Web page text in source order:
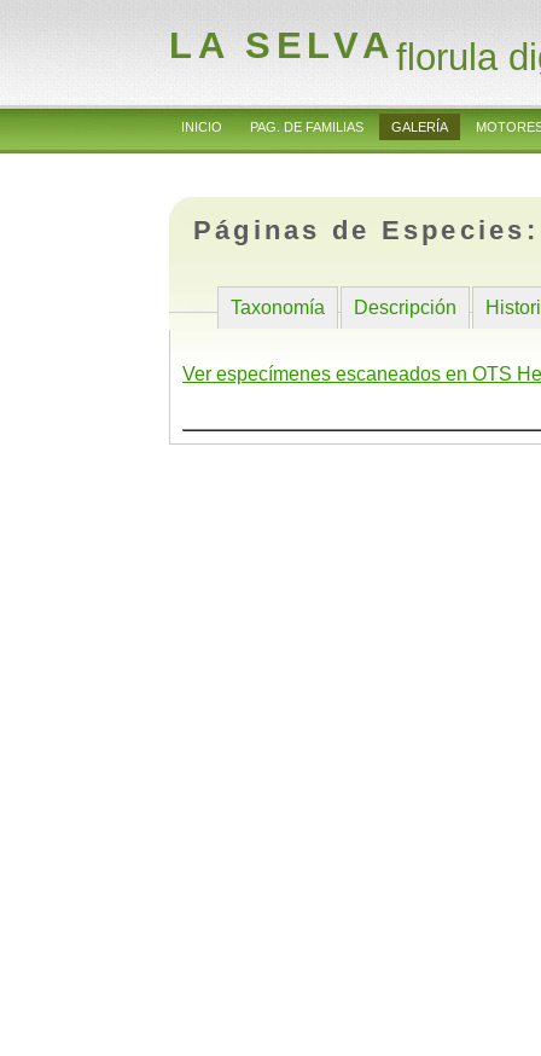
LA SELVAflorula
INICIO PAG. DE FAMILIAS GALERÍA
Páginas de
Taxonomía Descripción
Ver especímenes escaneados en OTS